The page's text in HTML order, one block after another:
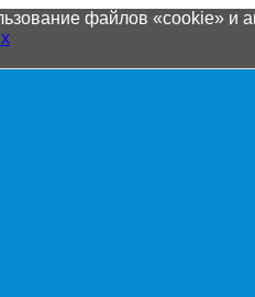
файлов «cookie» и